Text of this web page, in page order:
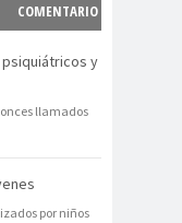
COMENTARIO
y
llamados
por niños